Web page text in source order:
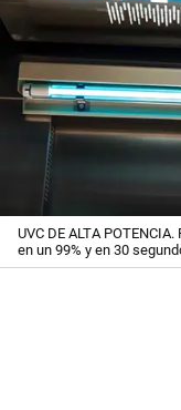
UVC DE ALTA
en un 99% y en 30